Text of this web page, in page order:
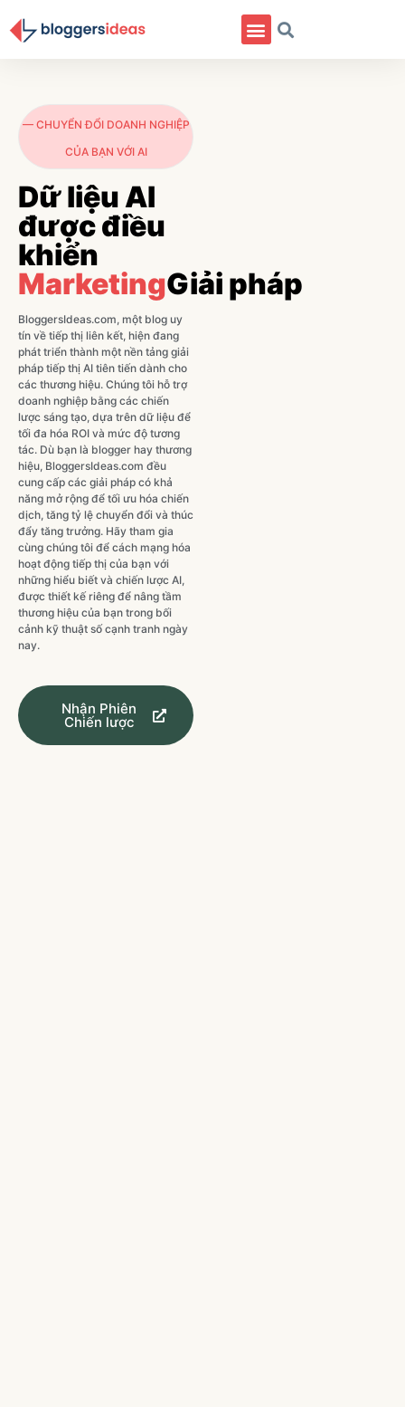
— CHUYỂN ĐỔI DOANH NGHIỆP
CỦA BẠN VỚI AI
Dữ liệu AI
được điều
khiển
MarketingGiải pháp
BloggersIdeas.com, một blog uy
tín về tiếp thị liên kết, hiện đang
phát triển thành một nền tảng giải
pháp tiếp thị AI tiên tiến dành cho
các thương hiệu. Chúng tôi hỗ trợ
doanh nghiệp bằng các chiến
lược sáng tạo, dựa trên dữ liệu để
tối đa hóa ROI và mức độ tương
tác. Dù bạn là blogger hay thương
hiệu, BloggersIdeas.com đều
cung cấp các giải pháp có khả
năng mở rộng để tối ưu hóa chiến
dịch, tăng tỷ lệ chuyển đổi và thúc
đẩy tăng trưởng. Hãy tham gia
cùng chúng tôi để cách mạng hóa
hoạt động tiếp thị của bạn với
những hiểu biết và chiến lược AI,
được thiết kế riêng để nâng tầm
thương hiệu của bạn trong bối
cảnh kỹ thuật số cạnh tranh ngày
nay.
Nhận Phiên
Chiến lược